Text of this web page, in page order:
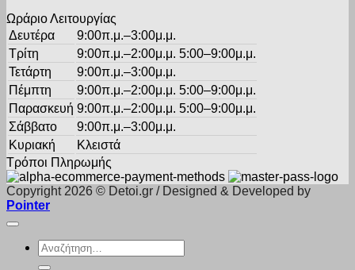
Ωράριο Λειτουργίας
Δευτέρα
9:00π.μ.–3:00μ.μ.
Τρίτη
9:00π.μ.–2:00μ.μ. 5:00–9:00μ.μ.
Τετάρτη
9:00π.μ.–3:00μ.μ.
Πέμπτη
9:00π.μ.–2:00μ.μ. 5:00–9:00μ.μ.
Παρασκευή 9:00π.μ.–2:00μ.μ. 5:00–9:00μ.μ.
Σάββατο
9:00π.μ.–3:00μ.μ.
Κυριακή
Κλειστά
Τρόποι Πληρωμής
Copyright 2026 © Detoi.gr / Designed & Developed by
Pointer
Αναζήτηση
για: